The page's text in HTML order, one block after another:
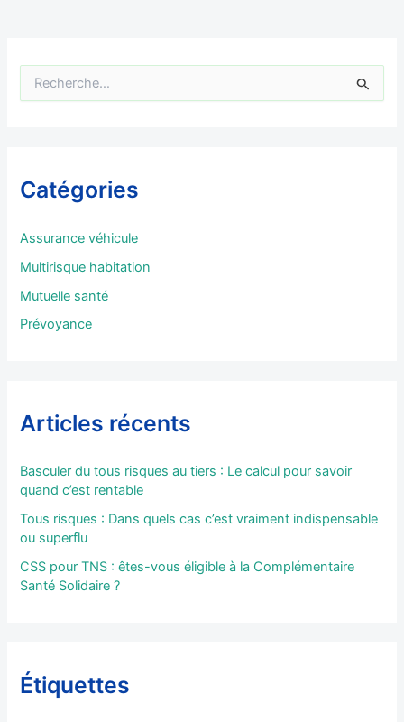
e
c
r
Catégories
Assurance véhicule
Multirisque habitation
Mutuelle santé
Prévoyance
Articles récents
Basculer du tous risques au tiers : Le calcul pour savoir
quand c’est rentable
Tous risques : Dans quels cas c’est vraiment indispensable
ou superflu
CSS pour TNS : êtes-vous éligible à la Complémentaire
Santé Solidaire ?
Étiquettes